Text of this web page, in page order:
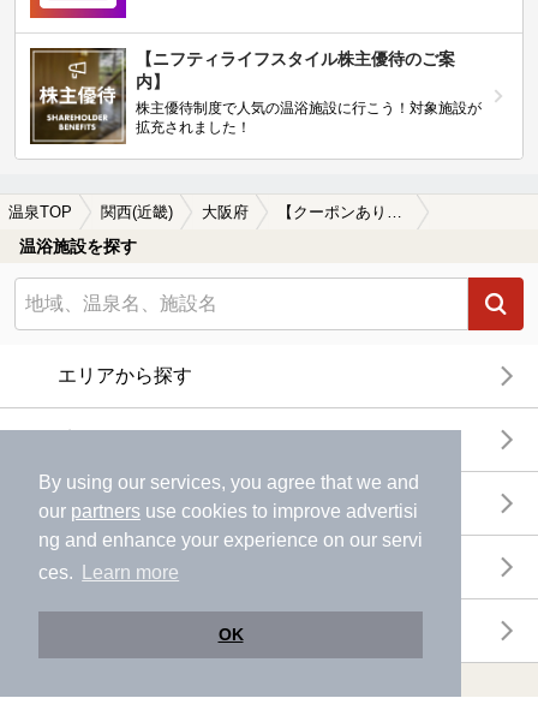
By using our services, you agree that we and
our partners use cookies to improve advertisi
ng and enhance your experience on our servi
ces.
Learn more
OK
【ニフティライフスタイル株主優待のご案
内】
株主優待制度で人気の温浴施設に行こう！対象施設が
拡充されました！
温泉TOP 関西(近畿) 大阪府
温浴施設を探す
エリアから探す
特徴から探す
温泉地から探す
関連キーワードから探す